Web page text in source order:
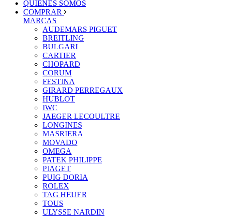
QUIENES SOMOS
COMPRAR
MARCAS
AUDEMARS PIGUET
BREITLING
BULGARI
CARTIER
CHOPARD
CORUM
FESTINA
GIRARD PERREGAUX
HUBLOT
IWC
JAEGER LECOULTRE
LONGINES
MASRIERA
MOVADO
OMEGA
PATEK PHILIPPE
PIAGET
PUIG DORIA
ROLEX
TAG HEUER
TOUS
ULYSSE NARDIN